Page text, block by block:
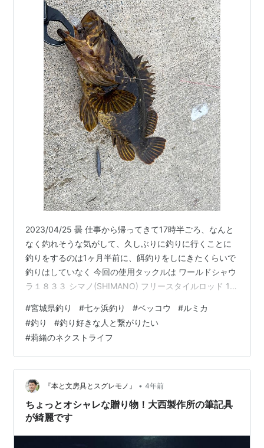
2023/04/25 曇 仕事から帰ってきて17時半ごろ、なんと
なく釣れそうな気がして、久しぶりに釣りに行くことに
釣りをするのは1ヶ月半前に、餌釣りをしにきたくらいで
釣りはしていなく 今回の使用タックルは ワールドシャウ
ラ１８３３ シマノ(SHIMANO) フリースタイルロッド 18
イド) シマノ(SHIMANO) Amazon アンタレスDCMDXG
シマノ(SHIMANO) ベイトリール 23 アンタレス DC MD
XG RIGHT (右ハンドル) ルアーキャスティング シマノ
(SHIMANO) Amazon PE２号…
#宮城県釣り #七ヶ浜釣り #ベッコウ #ルミカ
#釣り #釣り好きな人と繋がりたい
#莉緒のネクストライフ
『本と文房具とスグレモノ』 • 4年前
ちょっとオシャレな贈り物！大西製作所の筆記具
が綺麗です